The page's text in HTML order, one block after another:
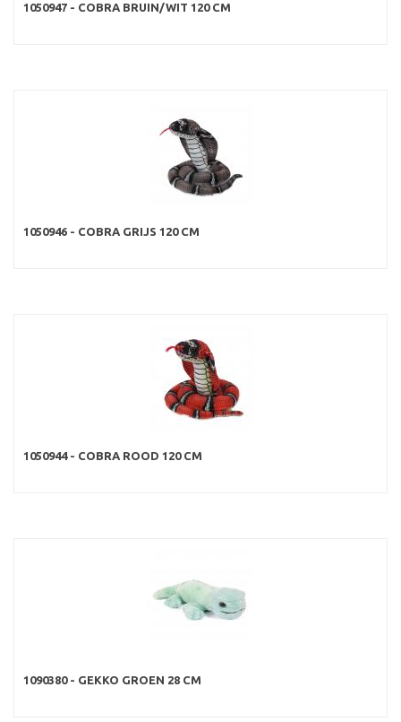
1050947 - COBRA BRUIN/WIT 120 CM
1050946 - COBRA GRIJS 120 CM
1050944 - COBRA ROOD 120 CM
1090380 - GEKKO GROEN 28 CM